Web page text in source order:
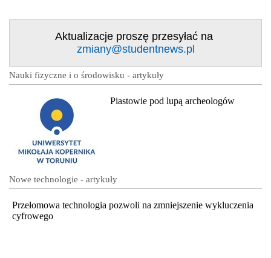
Aktualizacje proszę przesyłać na
zmiany@studentnews.pl
Nauki fizyczne i o środowisku - artykuły
Piastowie pod lupą archeologów
Nowe technologie - artykuły
Przełomowa technologia pozwoli na zmniejszenie wykluczenia
cyfrowego